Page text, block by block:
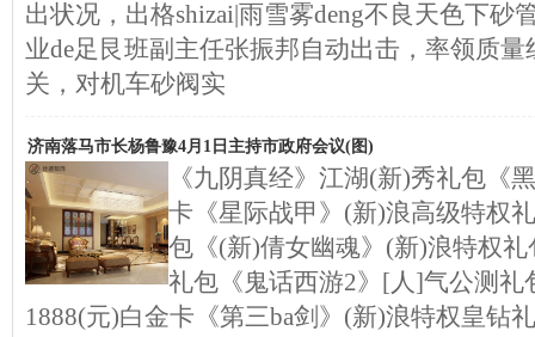
出状况，出格shizai|雨雪雾deng不良天色下砂
业de足艮班副主任张振邦自动出击，率领质
关，对机车砂阀实
济南落马市长杨鲁豫4月1日主持市政府会议(图)
《九阴真经》江湖(新)秀礼包《
卡《星际战甲》(新)浪高级特权
包《(新)倩女幽魂》(新)浪特权
礼包《鬼话西游2》[人]气公测礼
1888(元)白金卡《第三ba剑》(新)浪特权皇钻